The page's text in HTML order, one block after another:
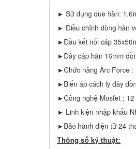
► Sử dụng que hàn:
► Điều chỉnh dòng hàn
►Đầu kết nối cáp
►Dây cáp hàn 16mm
►Chức năng Arc Force :
►Biến áp cách ly dây
►Công nghệ Mosfet : 12
► Linh kiện nhập khẩu
►Bảo hành điện tử 24
Thông số kỹ thuật: